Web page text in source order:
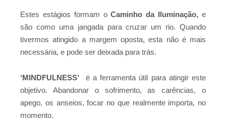
Estes estágios formam oCaminho da Iluminação, e
são como uma jangada para cruzar um rio. Quando
tivermos atingido a margem oposta, esta não é mais
necessária, e pode ser deixada para trás.
‘MINDFULNESS’ é a ferramenta útil para atingir este
objetivo. Abandonar o sofrimento, as carências, o
apego, os anseios, focar no que realmente importa, no
momento.